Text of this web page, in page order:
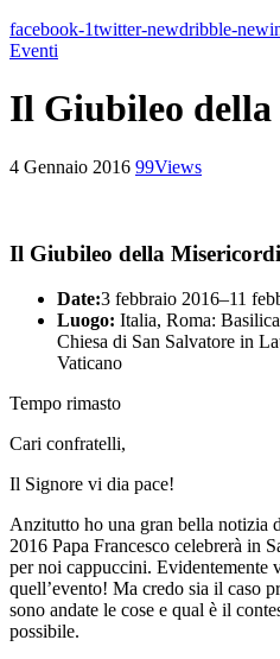
facebook-1twitter-newdribble-new
Eventi
Il Giubileo
4 Gennaio 2016 99Views
Il Giubileo della
Date:3 febbraio 2016–11
Luogo: Italia, Roma:
Chiesa di San Salvatore in
Vaticano
Tempo rimasto
Cari confratelli,
Il Signore vi dia pace!
Anzitutto ho una gran bella notizia
2016 Papa Francesco celebrerà in
per noi cappuccini. Evidentemente
quell’evento! Ma credo sia il caso
sono andate le cose e qual è il
possibile.